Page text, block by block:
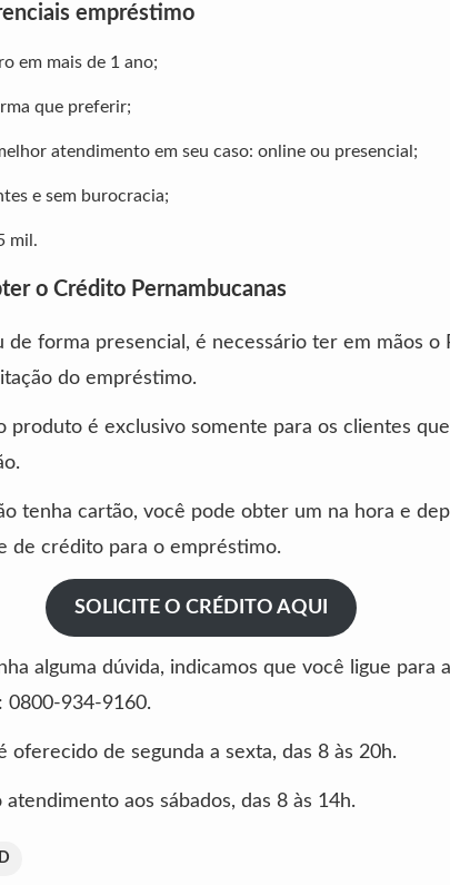
empréstimo
em mais de 1 ano;
que preferir;
atendimento em seu caso: online ou presencial;
e sem burocracia;
mil.
o Crédito Pernambucanas
de forma presencial, é necessário ter em mãos o
do empréstimo.
produto é exclusivo somente para os clientes
tenha cartão, você pode obter um na hora e
de crédito para o empréstimo.
SOLICITE O CRÉDITO AQUI
alguma dúvida, indicamos que você ligue para
0800-934-9160.
oferecido de segunda a sexta, das 8 às 20h.
atendimento aos sábados, das 8 às 14h.